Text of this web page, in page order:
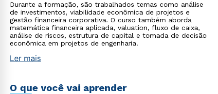
Durante a formação, são trabalhados temas como análise
de investimentos, viabilidade econômica de projetos e
gestão financeira corporativa. O curso também aborda
matemática financeira aplicada, valuation, fluxo de caixa,
análise de riscos, estrutura de capital e tomada de decisão
econômica em projetos de engenharia.
Ler mais
O que você vai aprender